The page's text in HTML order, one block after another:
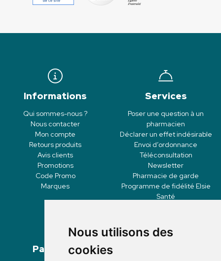
Nous utilisons des
cookies
Informations
Qui sommes-nous ?
Nous contacter
Mon compte
Retours produits
Avis clients
Promotions
Code Promo
Marques
Services
Poser une question à un
pharmacien
Déclarer un effet indésirable
Envoi d’ordonnance
Téléconsultation
Newsletter
Pharmacie de garde
Programme de fidélité Elsie
Santé
Paiement